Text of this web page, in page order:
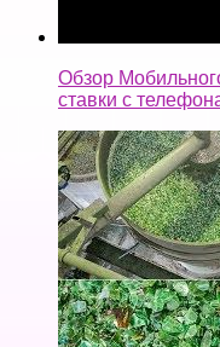
Обзор
ставки с